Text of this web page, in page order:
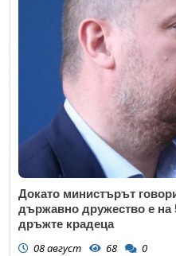
Докато министърът
държавно дружество е на
дръжте крадеца
08 август 68 0